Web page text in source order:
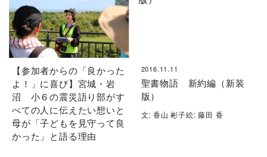
【参加者からの「良かった
よ！」に喜び】宮城・岩
沼 小６の震災語り部がす
べての人に伝えたい想いと
母が「子どもを見守って良
かった」と語る理由
2016.11.11
聖書物語 新約編（新装
版）
文: 香山 彬子絵: 藤田 香